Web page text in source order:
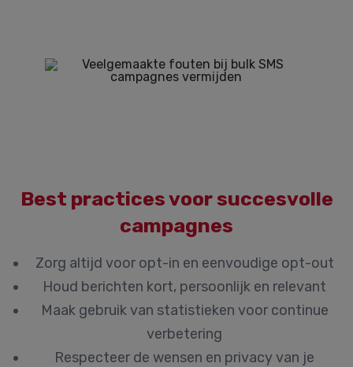
Best practices voor succesvolle
campagnes
Zorg altijd voor opt-in en eenvoudige opt-out
Houd berichten kort, persoonlijk en relevant
Maak gebruik van statistieken voor continue
verbetering
Respecteer de wensen en privacy van je